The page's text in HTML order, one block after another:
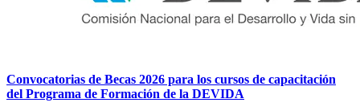
Convocatorias de Becas 2026 para los cursos de capacitación
del Programa de Formación de la DEVIDA